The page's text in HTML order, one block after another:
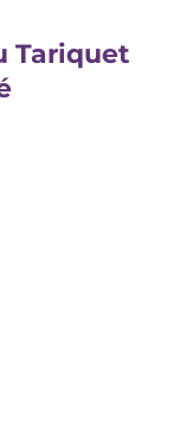
Tariquet